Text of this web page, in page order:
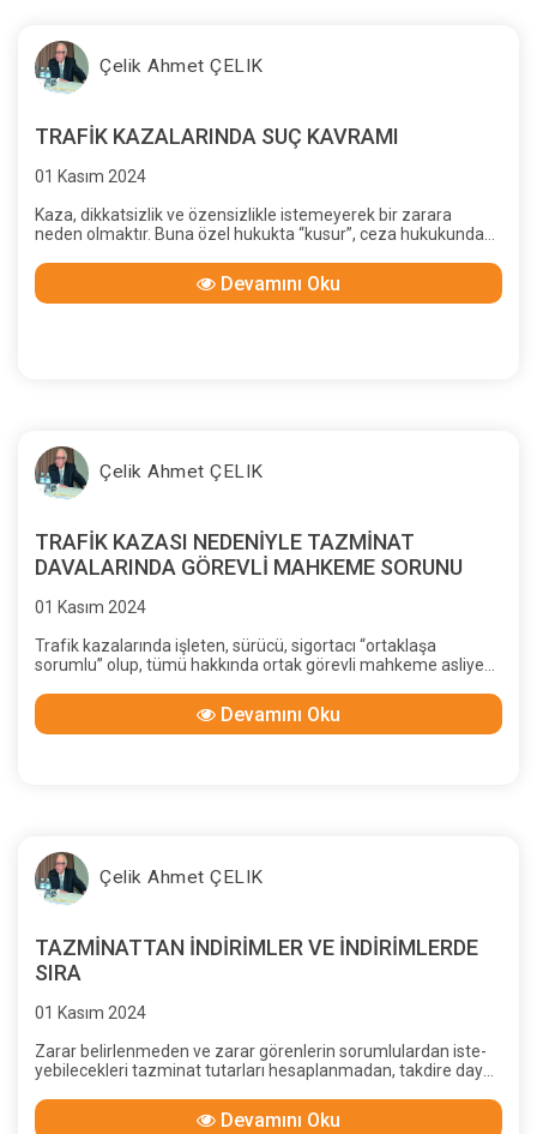
Çelik Ahmet ÇELIK
TRAFİK KAZALARINDA SUÇ KAVRAMI
01 Kasım 2024
Kaza, dikkatsizlik ve özensizlikle istemeyerek bir zarara
neden olmaktır. Buna özel hukukta “kusur”, ceza hukukunda
öngöremeyerek ya da öngörebilmiş olsa bile sonucunu
düşünemeyerek trafik kazasında ölüme veya yaralanmaya
Devamını Oku
Çelik Ahmet ÇELIK
TRAFİK KAZASI NEDENİYLE TAZMİNAT
DAVALARINDA GÖREVLİ MAHKEME SORUNU
01 Kasım 2024
Trafik kazalarında işleten, sürücü, sigortacı “ortaklaşa
sorumlu” olup, tümü hakkında ortak görevli mahkeme asliye
Devamını Oku
Çelik Ahmet ÇELIK
TAZMİNATTAN İNDİRİMLER VE İNDİRİMLERDE
SIRA
01 Kasım 2024
Zarar belirlenmeden ve zarar görenlerin sorumlulardan iste-
yebilecekleri tazminat tutarları hesaplanmadan, takdire dayalı
Devamını Oku